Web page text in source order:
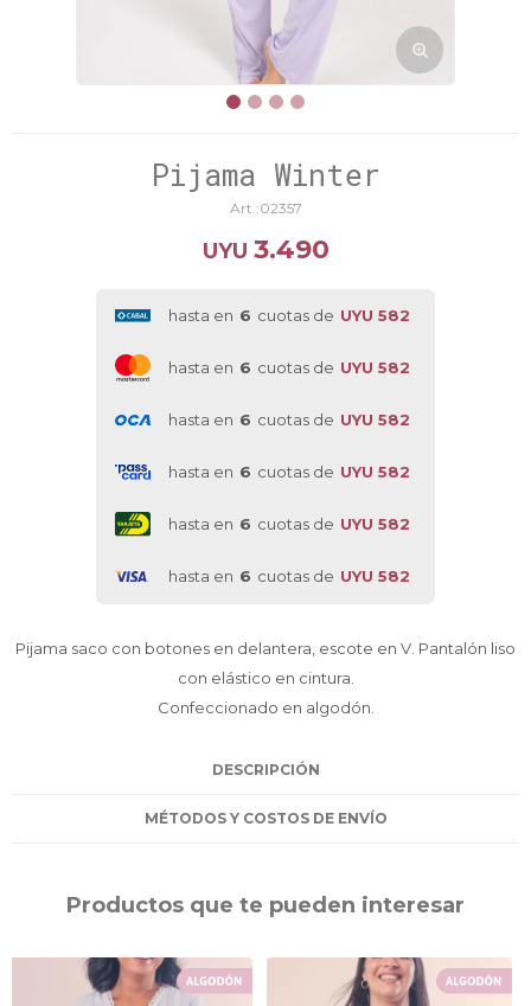
Pijama Winter
02357
UYU 3.490
hasta en 6 cuotas de UYU 582
hasta en 6 cuotas de UYU 582
hasta en 6 cuotas de UYU 582
hasta en 6 cuotas de UYU 582
hasta en 6 cuotas de UYU 582
hasta en 6 cuotas de UYU 582
Pijama saco con botones en delantera, escote en V. Pantalón liso
con elástico en cintura.
Confeccionado en algodón.
DESCRIPCIÓN
MÉTODOS Y COSTOS DE ENVÍO
Productos que te pueden interesar